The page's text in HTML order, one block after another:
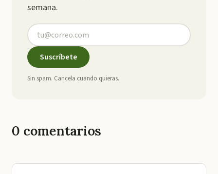
semana.
Suscríbete
Sin spam. Cancela cuando quieras.
0 comentarios